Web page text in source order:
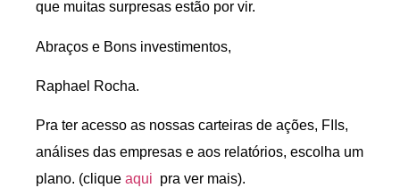
que muitas surpresas estão por vir.
Abraços e Bons investimentos,
Raphael Rocha.
Pra ter acesso as nossas carteiras de ações, FIIs,
análises das empresas e aos relatórios, escolha um
plano. (clique aqui pra ver mais).